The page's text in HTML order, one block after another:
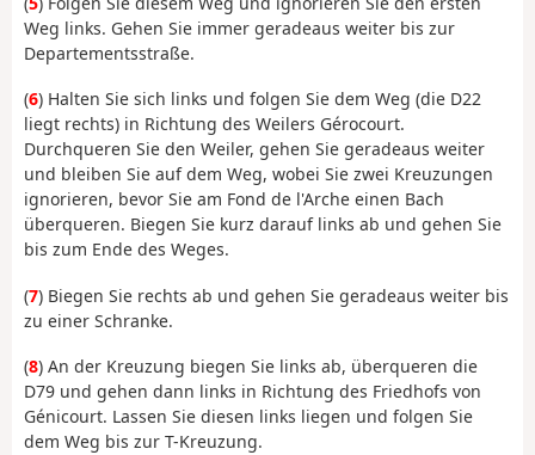
Weg links. Gehen Sie immer geradeaus weiter bis zur
Departementsstraße.
(6) Halten Sie sich links und folgen Sie dem Weg (die D22
liegt rechts) in Richtung des Weilers Gérocourt.
Durchqueren Sie den Weiler, gehen Sie geradeaus weiter
und bleiben Sie auf dem Weg, wobei Sie zwei Kreuzungen
ignorieren, bevor Sie am Fond de l'Arche einen Bach
überqueren. Biegen Sie kurz darauf links ab und gehen Sie
bis zum Ende des Weges.
(7) Biegen Sie rechts ab und gehen Sie geradeaus weiter bis
zu einer Schranke.
(8) An der Kreuzung biegen Sie links ab, überqueren die
D79 und gehen dann links in Richtung des Friedhofs von
Génicourt. Lassen Sie diesen links liegen und folgen Sie
dem Weg bis zur T-Kreuzung.